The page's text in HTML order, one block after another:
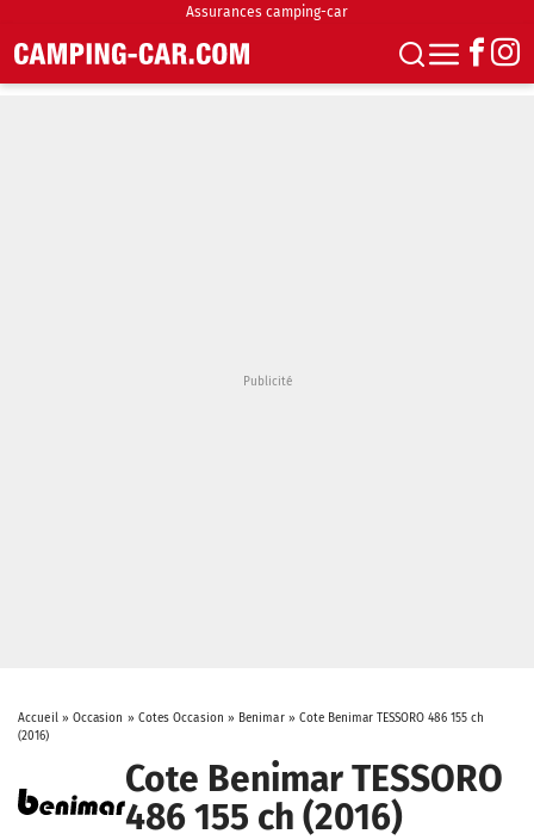
Assurances camping-car
Accueil» Occasion » Cotes Occasion » Benimar» Cote Benimar TESSORO 486 155 ch
(2016)
Cote Benimar TESSORO
486 155 ch (2016)